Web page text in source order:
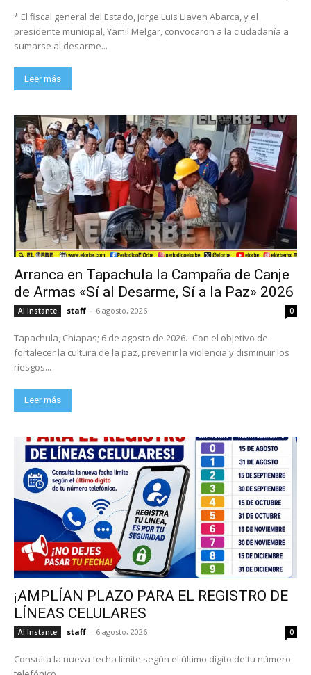
* El fiscal general del Estado, Jorge Luis Llaven Abarca, y el
presidente municipal, Yamil Melgar, convocaron a la ciudadanía a
sumarse al desarme...
Leer más
Arranca en Tapachula la Campaña de Canje
de Armas «Sí al Desarme, Sí a la Paz» 2026
Al Instante staff - 6 agosto, 2026 0
Tapachula, Chiapas; 6 de agosto de 2026.- Con el objetivo de
fortalecer la cultura de la paz, prevenir la violencia y disminuir los
riesgos...
Leer más
¡AMPLÍAN PLAZO PARA EL REGISTRO DE
LÍNEAS CELULARES
Al Instante staff - 6 agosto, 2026 0
Consulta la nueva fecha límite según el último dígito de tu número